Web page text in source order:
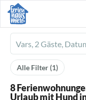
Ferienhausmiete
logo
Alle Filter(1)
8
Urlaub mit Hund